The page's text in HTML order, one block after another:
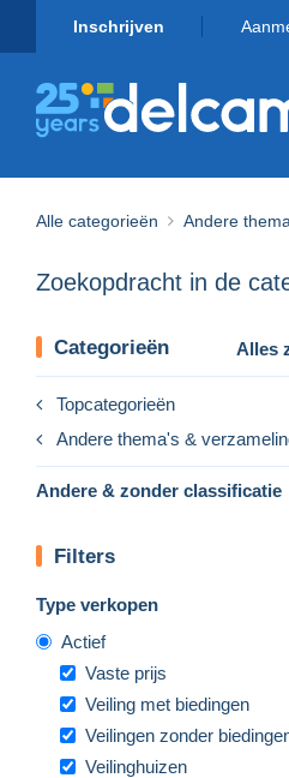
Inschrijven
Alle categorieën Andere
Zoekopdracht in de
Categorieën Alles
Topcategorieën
Andere thema's &
Andere & zonder classificatie
Filters
Type verkopen
Actief
Vaste prijs
Veiling met biedingen
Veilingen zonder
Veilinghuizen